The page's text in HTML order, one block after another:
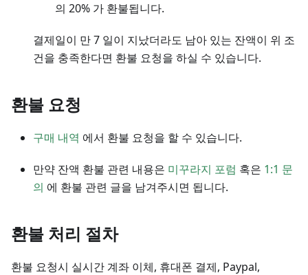
의 20% 가 환불됩니다.
결제일이 만 7 일이 지났더라도 남아 있는 잔액이 위 조
건을 충족한다면 환불 요청을 하실 수 있습니다.
환불 요청
구매 내역 에서 환불 요청을 할 수 있습니다.
만약 잔액 환불 관련 내용은 미꾸라지 포럼 혹은 1:1 문
의 에 환불 관련 글을 남겨주시면 됩니다.
환불 처리 절차
환불 요청시 실시간 계좌 이체, 휴대폰 결제, Paypal,